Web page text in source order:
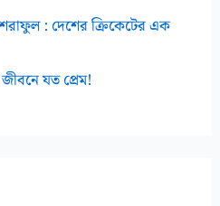
: দেশের ক্রিকেটের এক
জীবনে যত প্রেম!